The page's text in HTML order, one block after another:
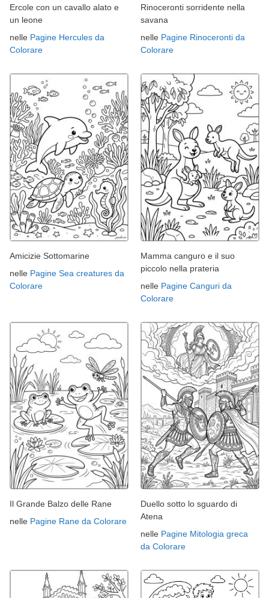
Ercole con un cavallo alato e
un leone
nelle Pagine Hercules da
Colorare
Rinoceronti sorridente nella
savana
nelle Pagine Rinoceronti da
Colorare
Amicizie Sottomarine
nelle Pagine Sea creatures da
Colorare
Mamma canguro e il suo
piccolo nella prateria
nelle Pagine Canguri da
Colorare
Il Grande Balzo delle Rane
nelle Pagine Rane da Colorare
Duello sotto lo sguardo di
Atena
nelle Pagine Mitologia greca
da Colorare